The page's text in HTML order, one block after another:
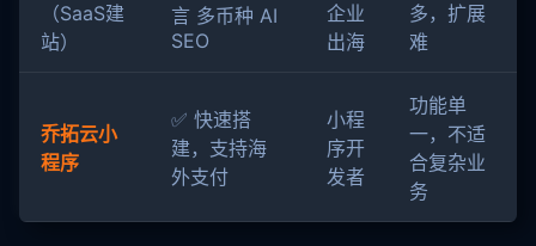
（SaaS建
站）
言 多币种 AI
SEO
企业
出海
多，扩展
难
乔拓云小
程序
✅ 快速搭
建，支持海
外支付
小程
序开
发者
功能单
一，不适
合复杂业
务